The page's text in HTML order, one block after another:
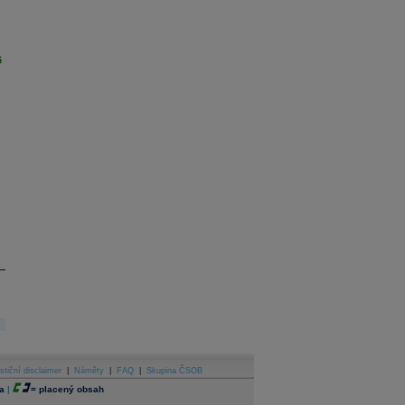
disclaimer Náměty FAQ Skupina ČSOB
| = placený obsah